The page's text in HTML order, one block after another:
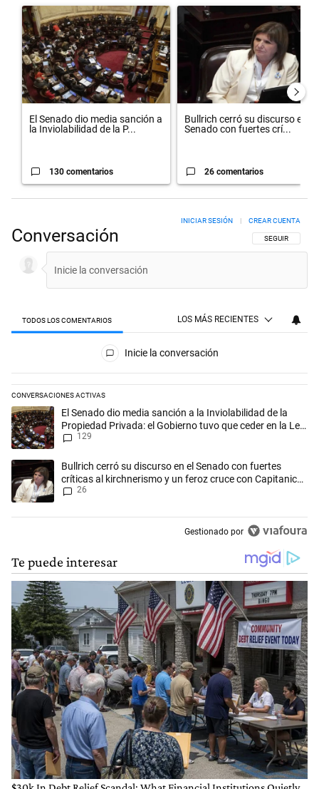
Un artículo de tendencia con el título "El Senado dio media
El Senado dio media sanción a
la Inviolabilidad de la P...
130 comentarios
Un artículo de tendencia con el
Bullrich cerró su discurso en el
Senado con fuertes crí...
26 comentarios
Conversación SIGA ESTA
SEGUIR
INICIAR SESIÓN CREAR CUENTA
TODOS LOS COMENTARIOS LOS MÁS RECIENTES
Todos los comentarios
Inicie la conversación
CONVERSACIONES ACTIVAS
Este listado muestra los artículos con más comentarios en los
Un artículo de tendencia con el título "El Senado dio media sanción a
El Senado dio media sanción a la Inviolabilidad de la
Propiedad Privada: el Gobierno tuvo que ceder en la Ley
del Manejo del Fuego
129
Un artículo de tendencia con el título "Bullrich cerró su discurso en el
Bullrich cerró su discurso en el Senado con fuertes
críticas al kirchnerismo y un feroz cruce con Capitanich
al que le gritó “¡cállate!”
26
Gestionado por